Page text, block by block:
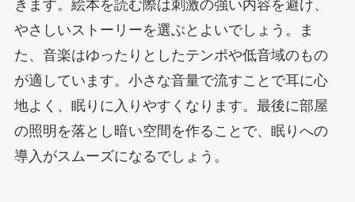
きます。絵本を読む際は刺激の強い内容を避け、
やさしいストーリーを選ぶとよいでしょう。ま
た、音楽はゆったりとしたテンポや低音域のもの
が適しています。小さな音量で流すことで耳に心
地よく、眠りに入りやすくなります。最後に部屋
の照明を落とし暗い空間を作ることで、眠りへの
導入がスムーズになるでしょう。